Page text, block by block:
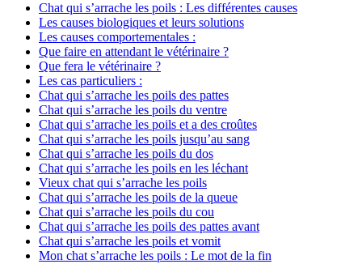
Chat qui s’arrache les poils : Les différentes causes
Les causes biologiques et leurs solutions
Les causes comportementales :
Que faire en attendant le vétérinaire ?
Que fera le vétérinaire ?
Les cas particuliers :
Chat qui s’arrache les poils des pattes
Chat qui s’arrache les poils du ventre
Chat qui s’arrache les poils et a des croûtes
Chat qui s’arrache les poils jusqu’au sang
Chat qui s’arrache les poils du dos
Chat qui s’arrache les poils en les léchant
Vieux chat qui s’arrache les poils
Chat qui s’arrache les poils de la queue
Chat qui s’arrache les poils du cou
Chat qui s’arrache les poils des pattes avant
Chat qui s’arrache les poils et vomit
Mon chat s’arrache les poils : Le mot de la fin